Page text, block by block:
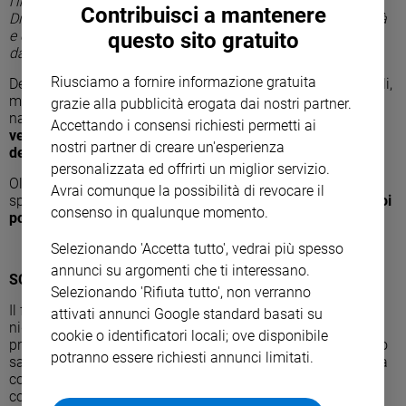
Sanremo
2026
Tv
e
streaming
Musica
Genitori
figli
Coppia
Scuola
Dimostrando che ciò di cui ha bisogno è la giusta tranquillità
e così, quando questo si verifica, essa ci ripaga con eventi
davvero eccezionali”.
Delle 809 coppie solo 47 hanno nidificato nelle isole artificiali,
mentre la gran parte ha preferito costruire il nido sugli argini
naturali.La prima osservazione di uova schiuse si è
verificata il 17 aprile, mentre è del 9 maggio l’osservazione
dei primi pulcini.
Oltre al fenicottero, la Riserva naturale Saline di Priolo ospita
specie rilevanti, quali un’importante colonia difraticello, e poi
pollo sultano, cavaliere d’Italia, fratino e avocetta.
SCHEDA FENICOTTERO
Il fenicottero è una specie tipicamente mediterranea, che
nidifica in Italia dal 1993. Frequenta lagune aperte e poco
profonde, laghi o delta estesi o fangosi, soprattutto costieri, o
saline non più profonde di un metro. In Italia conta su 25mila
coppie, con un trend in forte crescita. Tuttavia il suo stato di
conservazione è giudicato “inadeguato” a causa della
Contribuisci a mantenere
questo sito gratuito
Riusciamo a fornire informazione gratuita
grazie alla pubblicità erogata dai nostri partner.
Accettando i consensi richiesti permetti ai
nostri partner di creare un'esperienza
personalizzata ed offrirti un miglior servizio.
Avrai comunque la possibilità di revocare il
consenso in qualunque momento.
Selezionando 'Accetta tutto', vedrai più spesso
annunci su argomenti che ti interessano.
Selezionando 'Rifiuta tutto', non verranno
attivati annunci Google standard basati su
cookie o identificatori locali; ove disponibile
potranno essere richiesti annunci limitati.